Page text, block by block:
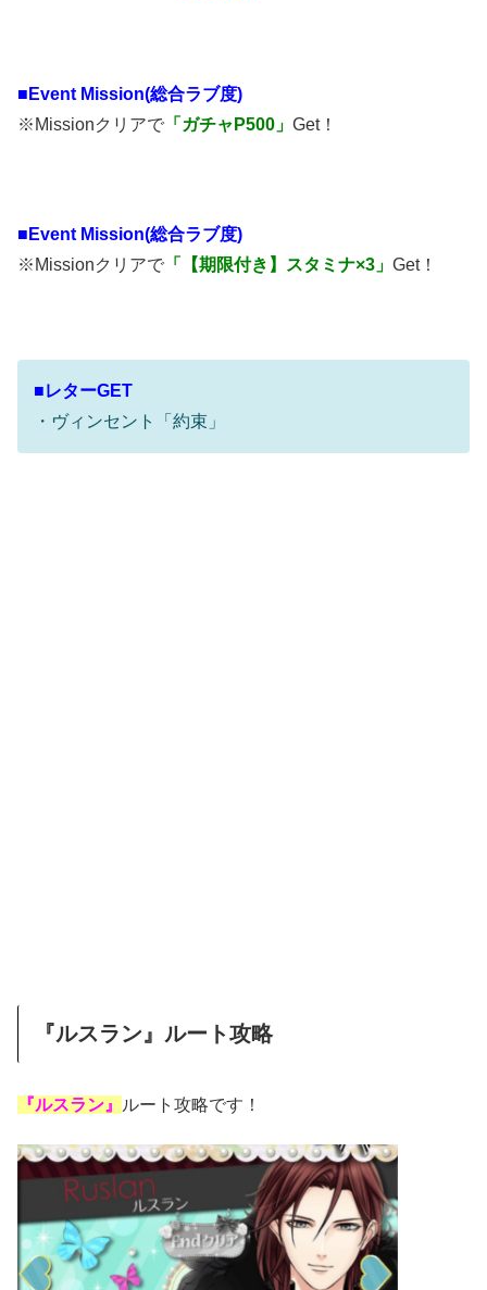
■ Event Mission(総合ラブ度)
※Missionクリアで 「ガチャP500」 Get！
■ Event Mission(総合ラブ度)
※Missionクリアで 「【期限付き】スタミナ×3」 Get！
■レターGET
・ヴィンセント「約束」
『ルスラン』ルート攻略
『ルスラン』 ルート攻略です！